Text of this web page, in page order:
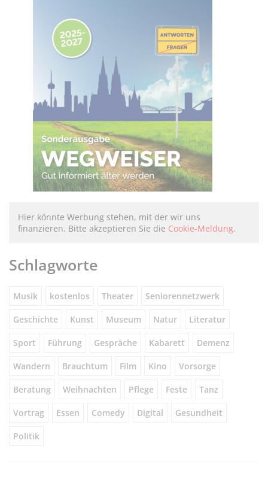
Hier könnte Werbung stehen, mit der wir uns
finanzieren. Bitte akzeptieren Sie die Cookie-Meldung.
Schlagworte
Musik kostenlos Theater Seniorennetzwerk
Geschichte Kunst Museum Natur Literatur
Sport Führung Gespräche Kabarett Demenz
Wandern Brauchtum Film Kino Vorsorge
Beratung Weihnachten Pflege Feste Tanz
Vortrag Essen Comedy Digital Gesundheit
Politik